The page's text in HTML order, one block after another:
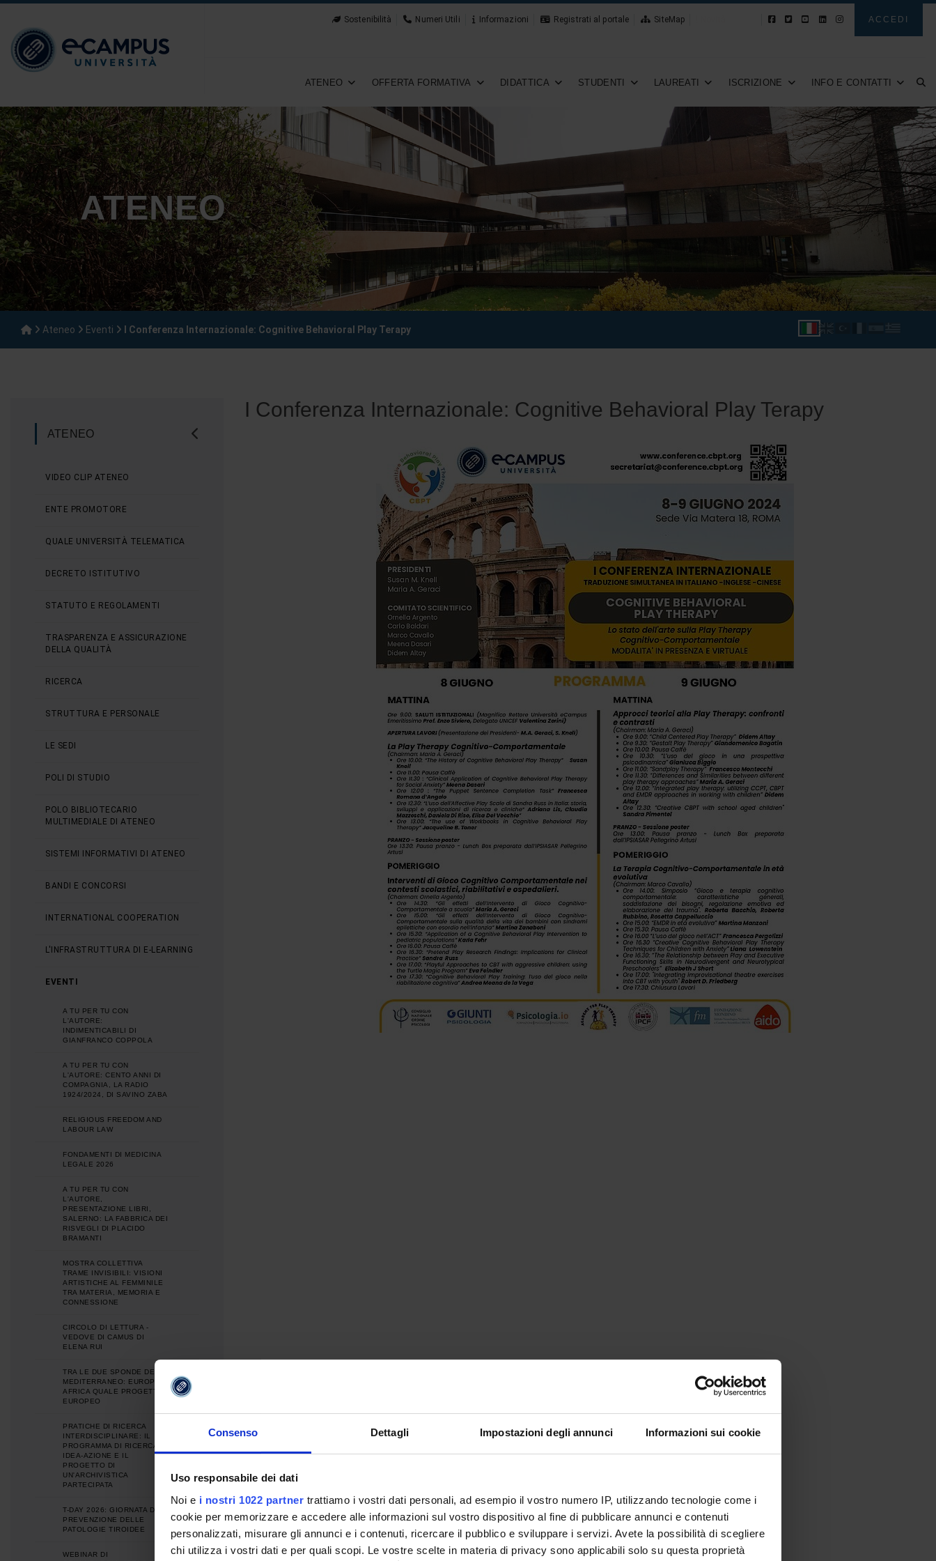
Consenso Dettagli Impostazioni degli annunci Informazioni sui cookie
Uso responsabile dei dati
Noi e i nostri 1022 partner trattiamo i vostri dati personali, ad esempio il vostro numero IP, utilizzando tecnologie come i
cookie per memorizzare e accedere alle informazioni sul vostro dispositivo al fine di pubblicare annunci e contenuti
personalizzati, misurare gli annunci e i contenuti, ricercare il pubblico e sviluppare i servizi. Avete la possibilità di scegliere
chi utilizza i vostri dati e per quali scopi. Le vostre scelte in materia di privacy sono applicabili solo su questa proprietà
Sostenibilità Numeri Utili Informazioni Registrati al portale SiteMap ACCEDI
ATENEO OFFERTA FORMATIVA DIDATTICA STUDENTI LAUREATI ISCRIZIONE INFO E CONTATTI
ATENEO
Ateneo Eventi I Conferenza Internazionale: Cognitive Behavioral Play Terapy
ATENEO
VIDEO CLIP ATENEO
ENTE PROMOTORE
QUALE UNIVERSITÀ TELEMATICA
DECRETO ISTITUTIVO
STATUTO E REGOLAMENTI
TRASPARENZA E ASSICURAZIONE
DELLA QUALITÀ
RICERCA
STRUTTURA E PERSONALE
LE SEDI
POLI DI STUDIO
POLO BIBLIOTECARIO
MULTIMEDIALE DI ATENEO
SISTEMI INFORMATIVI DI ATENEO
BANDI E CONCORSI
INTERNATIONAL COOPERATION
L'INFRASTRUTTURA DI E-LEARNING
EVENTI
A TU PER TU CON
L'AUTORE:
INDIMENTICABILI DI
GIANFRANCO COPPOLA
A TU PER TU CON
L'AUTORE: CENTO ANNI DI
COMPAGNIA, LA RADIO
1924/2024, DI SAVINO ZABA
RELIGIOUS FREEDOM AND
LABOUR LAW
FONDAMENTI DI MEDICINA
LEGALE 2026
A TU PER TU CON
L'AUTORE,
PRESENTAZIONE LIBRI,
SALERNO: LA FABBRICA DEI
RISVEGLI DI PLACIDO
BRAMANTI
MOSTRA COLLETTIVA
TRAME INVISIBILI: VISIONI
ARTISTICHE AL FEMMINILE
TRA MATERIA, MEMORIA E
CONNESSIONE
CIRCOLO DI LETTURA -
VEDOVE DI CAMUS DI
ELENA RUI
TRA LE DUE SPONDE DEL
MEDITERRANEO: EUROPA E
AFRICA QUALE PROGETTO
EUROPEO
PRATICHE DI RICERCA
INTERDISCIPLINARE: IL
PROGRAMMA DI RICERCA
IDEA-AZIONE E IL
PROGETTO DI
UN'ARCHIVISTICA
PARTECIPATA
T-DAY 2026: GIORNATA DI
PREVENZIONE DELLE
PATOLOGIE TIROIDEE
WEBINAR DI
I Conferenza Internazionale: Cognitive Behavioral Play Terapy